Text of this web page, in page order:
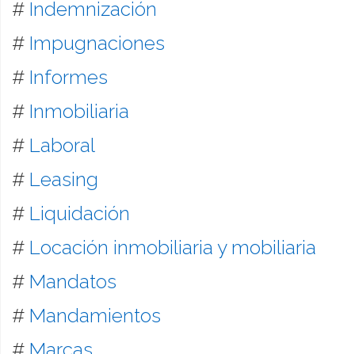
# Indemnización
# Impugnaciones
# Informes
# Inmobiliaria
# Laboral
# Leasing
# Liquidación
# Locación inmobiliaria y mobiliaria
# Mandatos
# Mandamientos
# Marcas